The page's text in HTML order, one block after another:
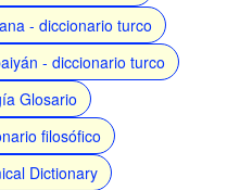
- diccionario turco
- diccionario turco
Glosario
filosófico
Dictionary